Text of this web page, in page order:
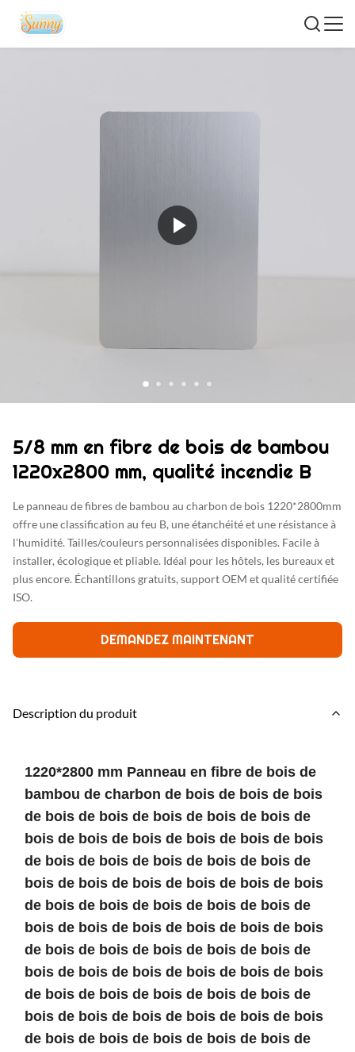
5/8 mm en fibre de bois de bambou
1220x2800 mm, qualité incendie B
Le panneau de fibres de bambou au charbon de bois 1220*2800mm
offre une classification au feu B, une étanchéité et une résistance à
l'humidité. Tailles/couleurs personnalisées disponibles. Facile à
installer, écologique et pliable. Idéal pour les hôtels, les bureaux et
plus encore. Échantillons gratuits, support OEM et qualité certifiée
ISO.
DEMANDEZ MAINTENANT
Description du produit
1220*2800 mm Panneau en fibre de bois de
bambou de charbon de bois de bois de bois
de bois de bois de bois de bois de bois de
bois de bois de bois de bois de bois de bois
de bois de bois de bois de bois de bois de
bois de bois de bois de bois de bois de bois
de bois de bois de bois de bois de bois de
bois de bois de bois de bois de bois de bois
de bois de bois de bois de bois de bois de
bois de bois de bois de bois de bois de bois
de bois de bois de bois de bois de bois de
bois de bois de bois de bois de bois de bois
de bois de bois de bois de bois de bois de